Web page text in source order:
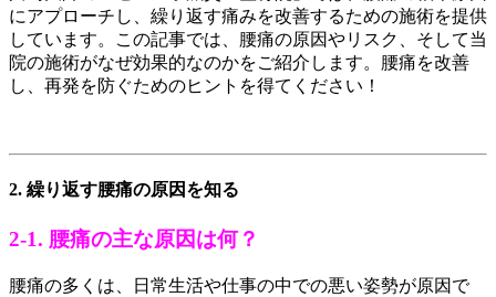
にアプローチし、繰り返す痛みを改善するための施術を提供
しています。この記事では、腰痛の原因やリスク、そして当
院の施術がなぜ効果的なのかをご紹介します。腰痛を改善
し、再発を防ぐためのヒントを得てください！
2. 繰り返す腰痛の原因を知る
2-1. 腰痛の主な原因は何？
腰痛の多くは、日常生活や仕事の中での悪い姿勢が原因で